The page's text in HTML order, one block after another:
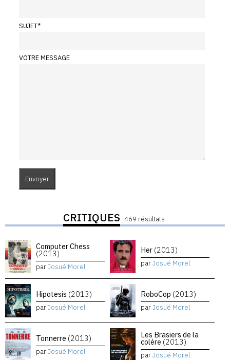
SUJET*
VOTRE MESSAGE
CRITIQUES 469 résultats
Computer Chess
(2013)
parJosué Morel
Her (2013)
parJosué Morel
Hipotesis (2013)
parJosué Morel
RoboCop (2013)
parJosué Morel
Tonnerre (2013)
parJosué Morel
Les Brasiers de la
colère (2013)
parJosué Morel